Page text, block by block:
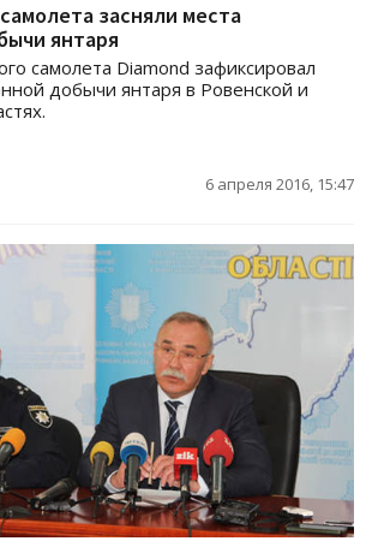
засняли места
янтаря
самолета Diamond зафиксировал
добычи янтаря в Ровенской и
6 апреля 2016, 15:47